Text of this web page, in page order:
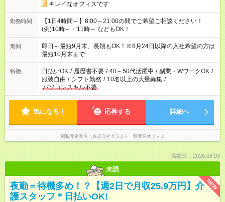
キレイなオフィスです
勤務時間
【1日4時間～】8:00～21:00の間でご希望ご相談ください！
(例)10時～・11時～ などもOK！
期間
即日～最短9月末、長期もOK！※8月24日以降の入社希望の方は
最短10月末まで
特徴 日払いOK / 履歴書不要 / 40～50代活躍中 / 副業・WワークOK /
服装自由 / シフト勤務 / 10名以上の大量募集 /
パソコンスキル不要
気になる！ 応募する 詳細へ
掲載元企業名 株式会社グラスト 秋葉原オフィス
掲載日：2026.08.09
未読
NEW
夜勤＝待機多め！？【週2日で月収25.9万円】介
護スタッフ＊日払いOK!